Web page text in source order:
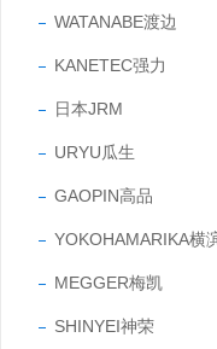
WATANABE渡边
KANETEC强力
日本JRM
URYU瓜生
GAOPIN高品
YOKOHAMARIKA横
MEGGER梅凯
SHINYEI神荣